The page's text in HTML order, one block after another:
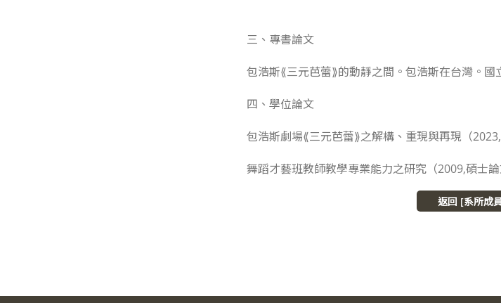
三、專書論文
包浩斯⟪三元芭蕾⟫的動靜之間。 包浩斯在台灣。 國
四、學位論文
包浩斯劇場⟪三元芭蕾⟫之解構、重現與再現（2023,
舞蹈才藝班教師教學專業能力之研究（2009,碩士論
返回 [系所成